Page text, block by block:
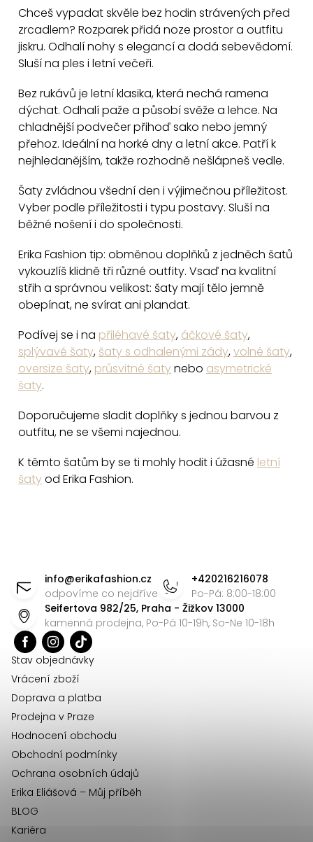
á
d
a
p
r
v
k
v
ý
p
i
s
u
á
n
k
á
n
í
Chceš vypadat skvěle bez hodin strávených před
zrcadlem? Rozparek přidá noze prostor a outfitu
jiskru. Odhalí nohy s elegancí a dodá sebevědomí.
Sluší na ples i letní večeři.
Bez rukávů je letní klasika, která nechá ramena
dýchat. Odhalí paže a působí svěže a lehce. Na
chladnější podvečer přihoď sako nebo jemný
přehoz. Ideální na horké dny a letní akce. Patří k
nejhledanějším, takže rozhodně nešlápneš vedle.
Šaty zvládnou všední den i výjimečnou příležitost.
Vyber podle příležitosti i typu postavy. Sluší na
běžné nošení i do společnosti.
Erika Fashion tip: obměnou doplňků z jedněch šatů
vykouzlíš klidně tři různé outfity. Vsaď na kvalitní
střih a správnou velikost: šaty mají tělo jemně
obepínat, ne svírat ani plandat.
Podívej se i na přiléhavé šaty, áčkové šaty,
splývavé šaty, šaty s odhalenými zády,volné šaty,
oversize šaty, průsvitné šatynebo asymetrické
šaty.
Doporučujeme sladit doplňky s jednou barvou z
outfitu, ne se všemi najednou.
K těmto šatům by se ti mohly hodit i úžasné letní
šatyod Erika Fashion.
info@erikafashion.cz
odpovíme co nejdříve
+420216216078
Po-Pá: 8:00-18:00
Seifertova 982/25, Praha - Žižkov 13000
kamenná prodejna, Po-Pá 10-19h, So-Ne 10-18h
Stav objednávky
Vrácení zboží
Doprava a platba
Prodejna v Praze
Hodnocení obchodu
Obchodní podmínky
Ochrana osobních údajů
Erika Eliášová – Můj příběh
BLOG
Kariéra